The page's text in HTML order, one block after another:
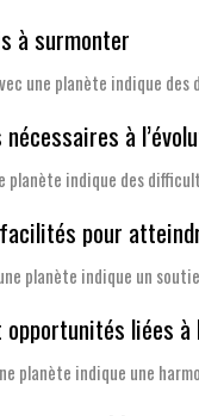
à surmonter
une planète indique
à
planète indique des
pour
planète indique un
liées à
planète indique une